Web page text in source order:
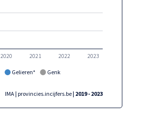
Gelieren* Genk
2020 2021 2022 2023
IMA | provincies.incijfers.be| 2019 - 2023